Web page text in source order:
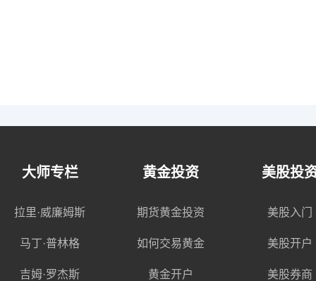
大师专栏
拉里·威廉姆斯
马丁·普林格
吉姆·罗杰斯
黄金投资
期货黄金投资
如何交易黄金
黄金开户
美股投
美股入门
美股开户
美股券商